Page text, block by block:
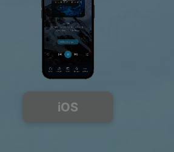
iOS